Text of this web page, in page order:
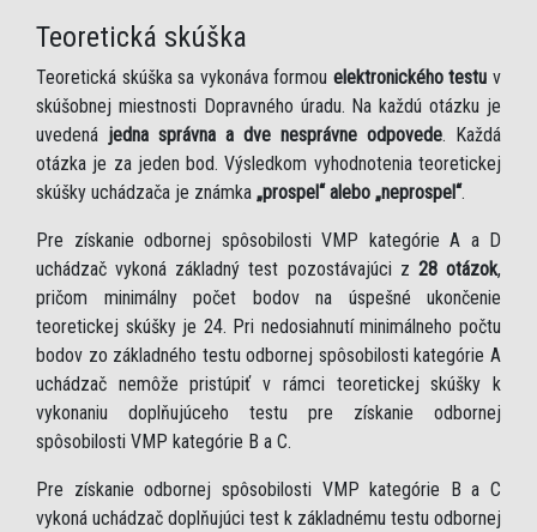
Teoretická skúška
Teoretická skúška sa vykonáva formou elektronického testu v
skúšobnej miestnosti Dopravného úradu. Na každú otázku je
uvedená jedna správna a dve nesprávne odpovede. Každá
otázka je za jeden bod. Výsledkom vyhodnotenia teoretickej
skúšky uchádzača je známka „prospel“ alebo „neprospel“.
Pre získanie odbornej spôsobilosti VMP kategórie A a D
uchádzač vykoná základný test pozostávajúci z 28 otázok,
pričom minimálny počet bodov na úspešné ukončenie
teoretickej skúšky je 24. Pri nedosiahnutí minimálneho počtu
bodov zo základného testu odbornej spôsobilosti kategórie A
uchádzač nemôže pristúpiť v rámci teoretickej skúšky k
vykonaniu doplňujúceho testu pre získanie odbornej
spôsobilosti VMP kategórie B a C.
Pre získanie odbornej spôsobilosti VMP kategórie B a C
vykoná uchádzač doplňujúci test k základnému testu odbornej